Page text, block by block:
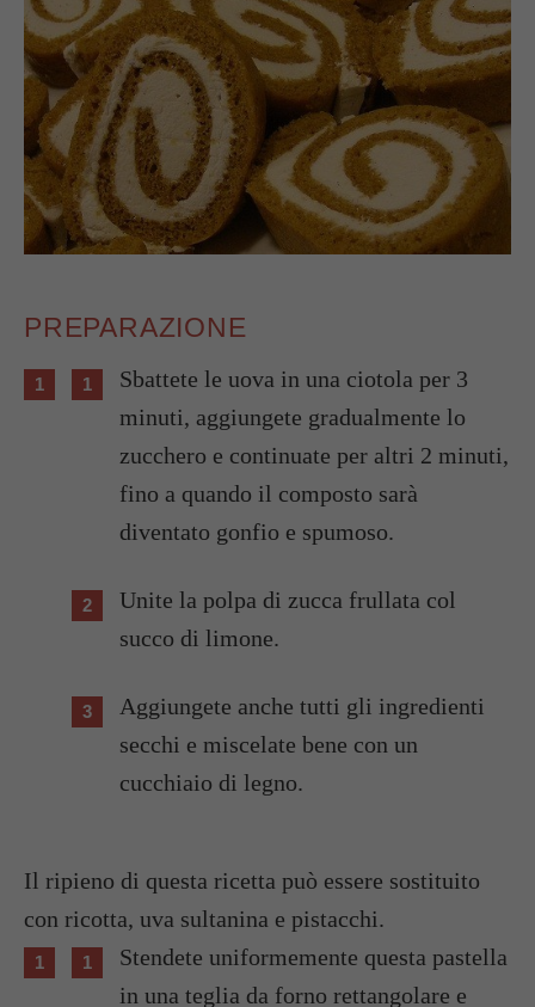
PREPARAZIONE
Sbattete le uova in una ciotola per 3
minuti, aggiungete gradualmente lo
zucchero e continuate per altri 2 minuti,
fino a quando il composto sarà
diventato gonfio e spumoso.
Unite la polpa di zucca frullata col
succo di limone.
Aggiungete anche tutti gli ingredienti
secchi e miscelate bene con un
cucchiaio di legno.
Il ripieno di questa ricetta può essere sostituito
con ricotta, uva sultanina e pistacchi.
Stendete uniformemente questa pastella
in una teglia da forno rettangolare e